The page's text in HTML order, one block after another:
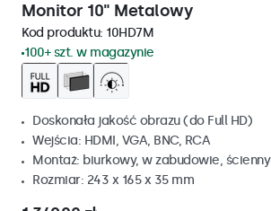
Monitor 10" Metalowy
Kod produktu: 10HD7M
100+ szt. w magazynie
Doskonała jakość obrazu (do Full HD)
Wejścia: HDMI, VGA, BNC, RCA
Montaż: biurkowy, w zabudowie, ścienny
Rozmiar: 243 x 165 x 35 mm